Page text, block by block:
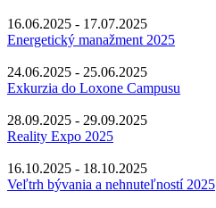
16.06.2025 - 17.07.2025
Energetický manažment 2025
24.06.2025 - 25.06.2025
Exkurzia do Loxone Campusu
28.09.2025 - 29.09.2025
Reality Expo 2025
16.10.2025 - 18.10.2025
Veľtrh bývania a nehnuteľností 2025